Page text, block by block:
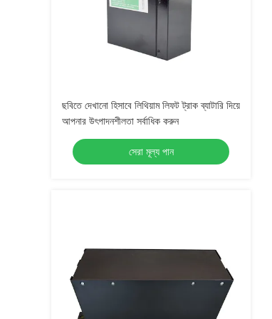
ছবিতে দেখানো হিসাবে লিথিয়াম লিফট ট্রাক ব্যাটারি দিয়ে
আপনার উৎপাদনশীলতা সর্বাধিক করুন
সেরা মূল্য পান